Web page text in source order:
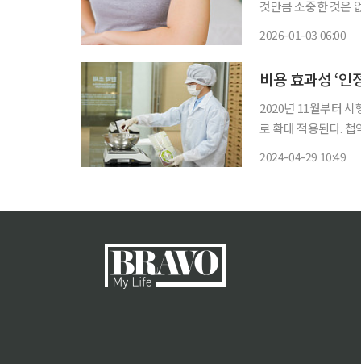
것만큼 소중한 것은
2026-01-03 06:00
비용 효과성 ‘
2020년 11월부터 시
로 확대 적용된다. 첩약이란 한약재를 조제·탕전해 ‘액상 형태로 제공하는 치료용 한약’을 뜻
2024-04-29 10:49